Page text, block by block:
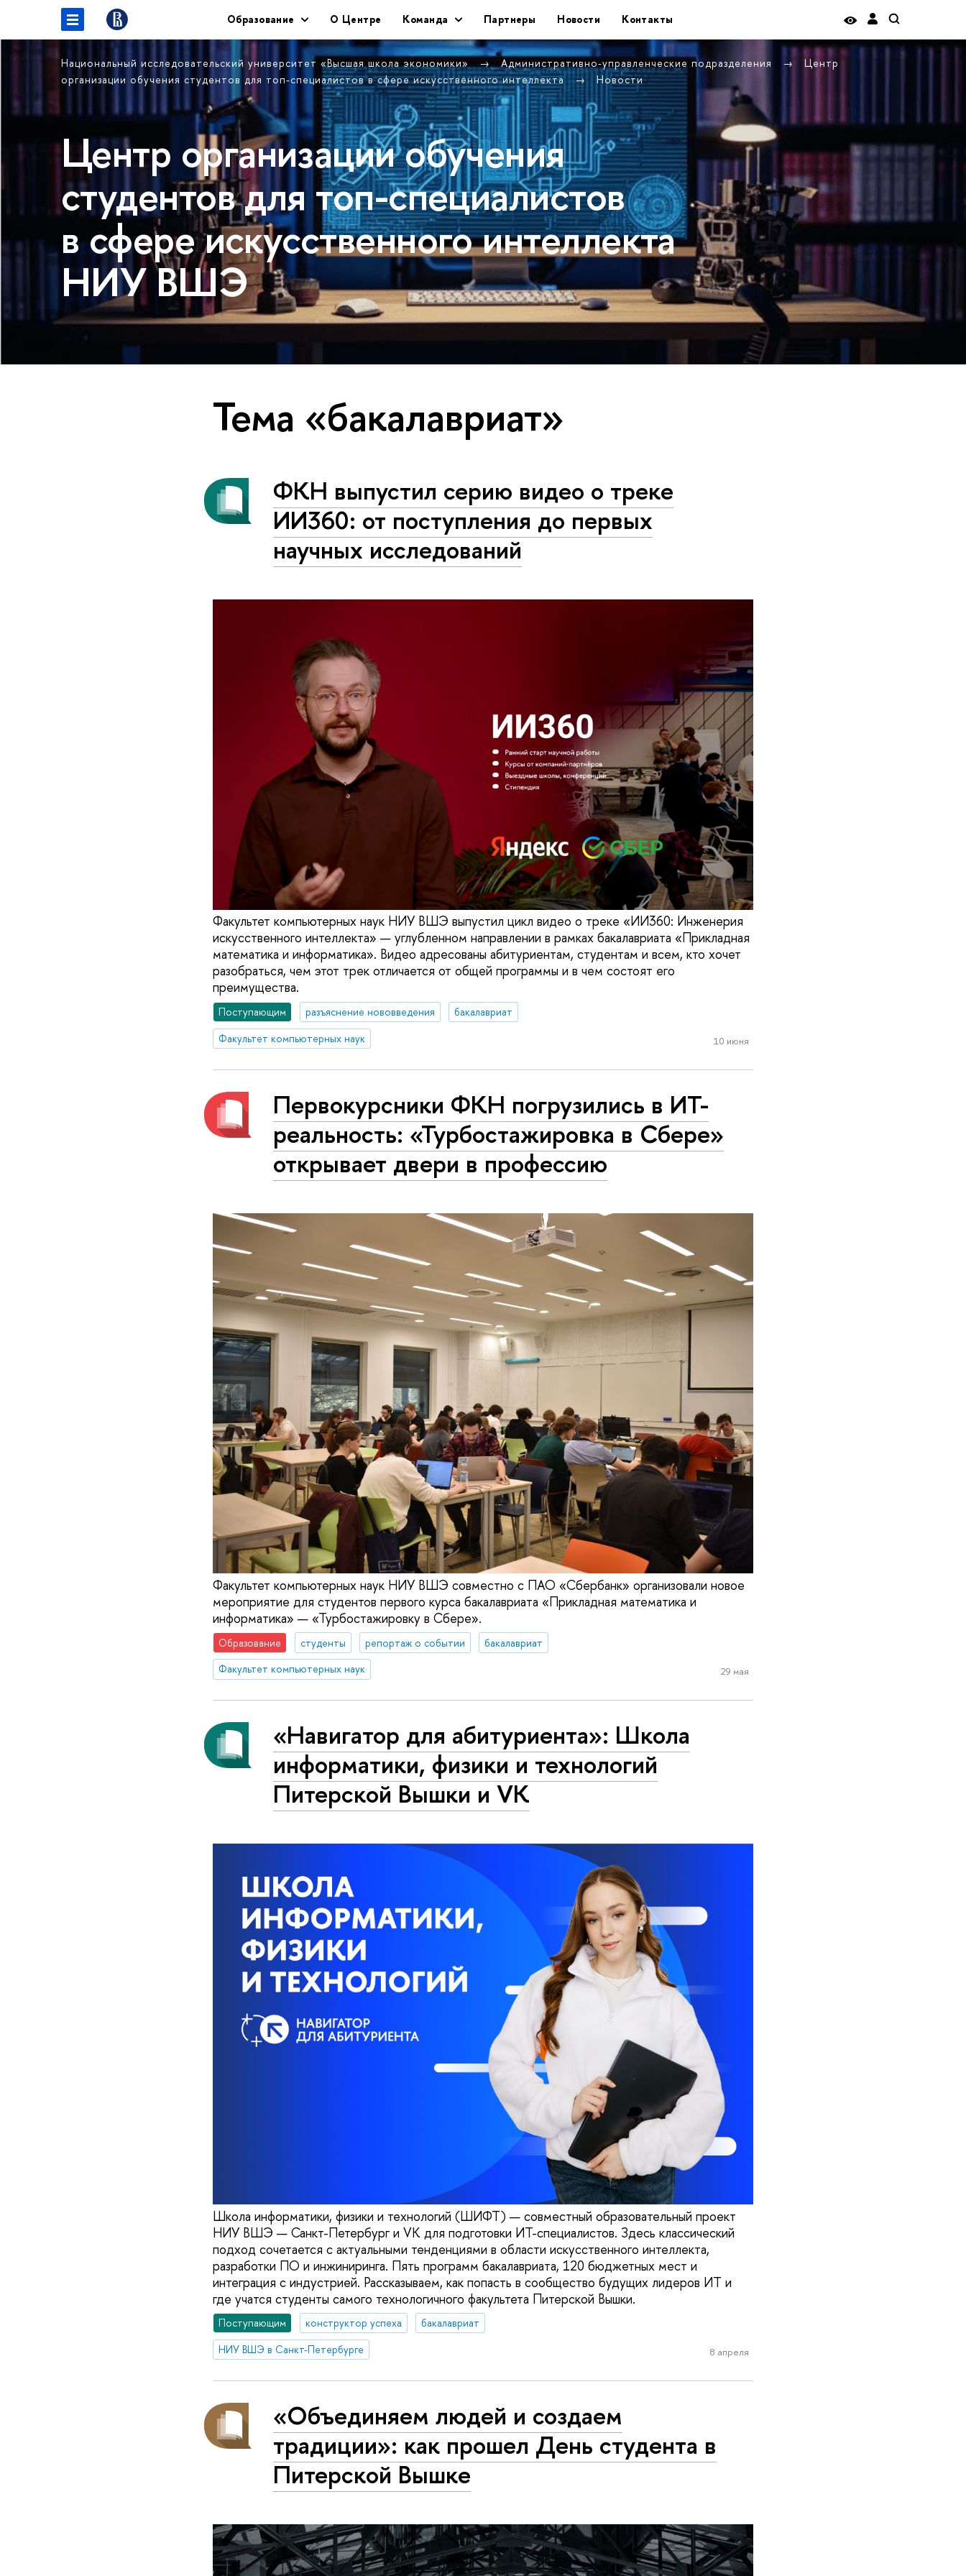
Образование О Центре Команда Партнеры Новости Контакты
Национальный исследовательский университет «Высшая школа экономики» Административно-управленческие подразделения
Центр
организации обучения студентов для топ-специалистов в сфере искусственного интеллекта
Новости
Центр организации обучения
студентов для топ-специалистов
в сфере искусственного интеллекта
НИУ ВШЭ
Тема «бакалавриат»
ФКН выпустил серию видео о треке
ИИ360: от поступления до первых
научных исследований
Факультет компьютерных наук НИУ ВШЭ выпустил цикл видео о треке «ИИ360: Инженерия
искусственного интеллекта» — углубленном направлении в рамках бакалавриата «Прикладная
математика и информатика». Видео адресованы абитуриентам, студентам и всем, кто хочет
разобраться, чем этот трек отличается от общей программы и в чем состоят его
преимущества.
Поступающим разъяснение нововведения
бакалавриат
Факультет компьютерных наук
10 июня
Первокурсники ФКН погрузились в ИТ-
реальность: «Турбостажировка в Сбере»
открывает двери в профессию
Факультет компьютерных наук НИУ ВШЭ совместно с ПАО «Сбербанк» организовали новое
мероприятие для студентов первого курса бакалавриата «Прикладная математика и
информатика» — «Турбостажировку в Сбере».
Образование студенты репортаж о событии
бакалавриат
Факультет компьютерных наук
29 мая
«Навигатор для абитуриента»: Школа
информатики, физики и технологий
Питерской Вышки и VK
Школа информатики, физики и технологий (ШИФТ) — совместный образовательный проект
НИУ ВШЭ — Санкт-Петербург и VK для подготовки ИТ-специалистов. Здесь классический
подход сочетается с актуальными тенденциями в области искусственного интеллекта,
разработки ПО и инжиниринга. Пять программ бакалавриата, 120 бюджетных мест и
интеграция с индустрией. Рассказываем, как попасть в сообщество будущих лидеров ИТ и
где учатся студенты самого технологичного факультета Питерской Вышки.
Поступающим конструктор успеха
бакалавриат
НИУ ВШЭ в Санкт-Петербурге
8 апреля
«Объединяем людей и создаем
традиции»: как прошел День студента в
Питерской Вышке